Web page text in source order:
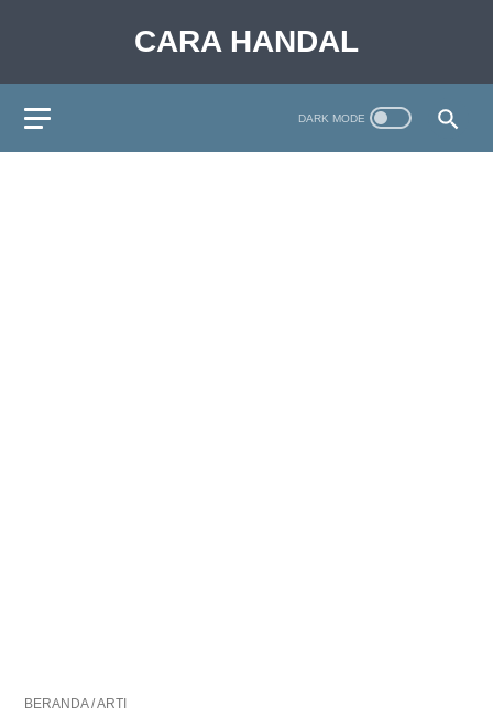
CARA HANDAL
BERANDA /ARTI